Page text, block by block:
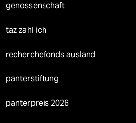
genossenschaft
taz zahl ich
recherchefonds ausland
panterstiftung
panterpreis 2026